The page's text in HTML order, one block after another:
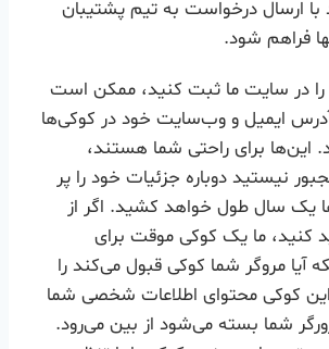
ارسال درخواست به تیم پشتیبان
فراهم شود.
را در سایت ما ثبت کنید، ممکن است
آدرس ایمیل و وب‌سایت خود در کوکی‌ها
این‌ها برای راحتی شما هستند،
نیستید دوباره جزئیات خود را پر
یک سال طول خواهد کشید. اگر از
کنید، ما یک کوکی موقت برای
مروگر شما کوکی قبول می‌کند را
کوکی محتوای اطلاعات شخصی شما
شما بسته می‌شود از بین می‌رود.